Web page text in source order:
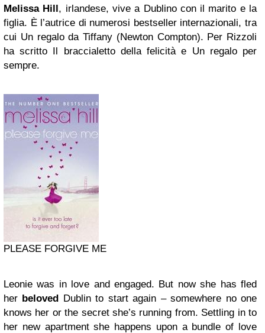
Melissa Hill, irlandese, vive a Dublino con il marito e la
figlia. È l’autrice di numerosi bestseller internazionali, tra
cui Un regalo da Tiffany (Newton Compton). Per Rizzoli
ha scritto Il braccialetto della felicità e Un regalo per
sempre.
PLEASE FORGIVE ME
Leonie was in love and engaged. But now she has fled
her beloved Dublin to start again – somewhere no one
knows her or the secret she’s running from. Settling in to
her new apartment she happens upon a bundle of love